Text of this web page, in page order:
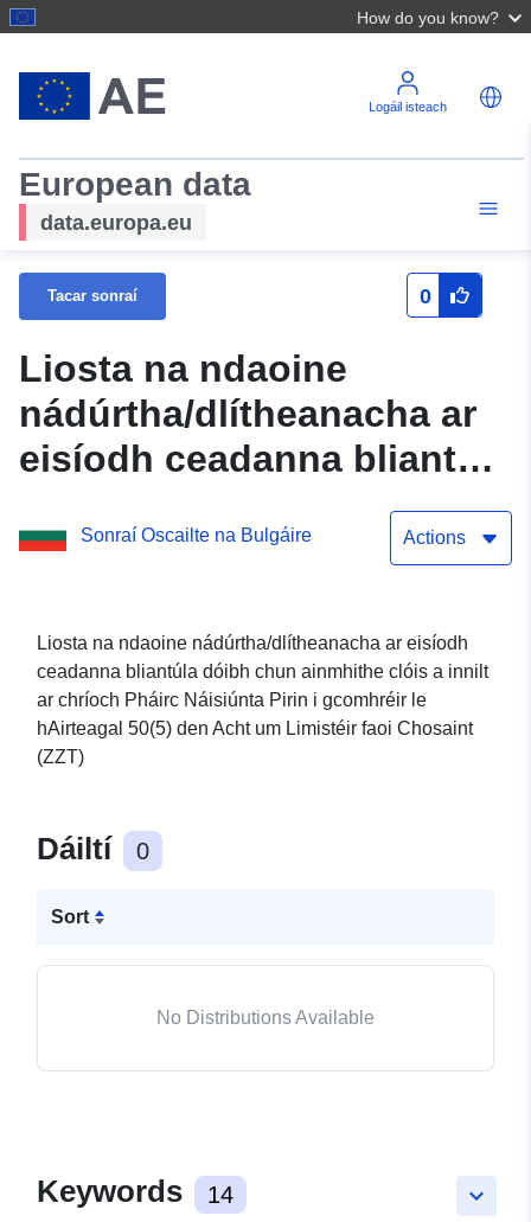
How do you know?
Logáil isteach
European data
data.europa.eu
Tacar sonraí 0
Liosta na ndaoine
nádúrtha/dlítheanacha ar
eisíodh ceadanna bliantúla
dóibh chun ainmhithe
clóis a innilt ar chríoch
gcomhréir le hAirteagal
50(5) den Acht um
Limistéir faoi Chosaint
(ZZT)
Sonraí Oscailte na Bulgáire Actions
Liosta na ndaoine nádúrtha/dlítheanacha ar eisíodh
ceadanna bliantúla dóibh chun ainmhithe clóis a innilt
ar chríoch Pháirc Náisiúnta Pirin i gcomhréir le
hAirteagal 50(5) den Acht um Limistéir faoi Chosaint
(ZZT)
Dáiltí 0
Sort
No Distributions Available
keyboard_arrow_down
Keywords 14